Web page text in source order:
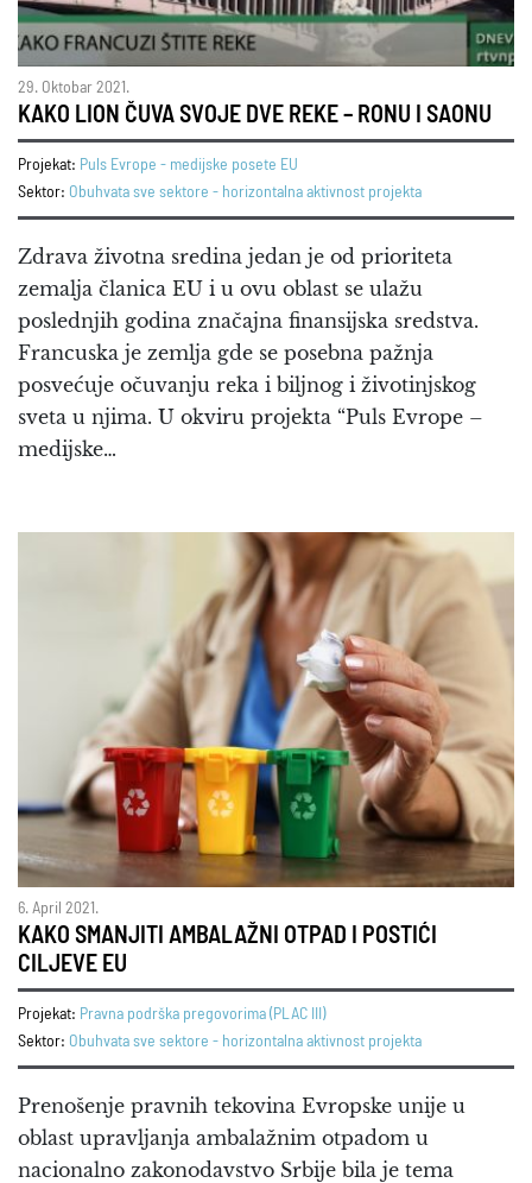
29. Oktobar 2021.
KAKO LION ČUVA SVOJE DVE REKE – RONU I SAONU
Projekat: Puls Evrope - medijske posete EU
Sektor: Obuhvata sve sektore - horizontalna aktivnost projekta
Zdrava životna sredina jedan je od prioriteta
zemalja članica EU i u ovu oblast se ulažu
poslednjih godina značajna finansijska sredstva.
Francuska je zemlja gde se posebna pažnja
posvećuje očuvanju reka i biljnog i životinjskog
sveta u njima. U okviru projekta “Puls Evrope –
medijske…
6. April 2021.
KAKO SMANJITI AMBALAŽNI OTPAD I POSTIĆI
CILJEVE EU
Projekat: Pravna podrška pregovorima (PLAC III)
Sektor: Obuhvata sve sektore - horizontalna aktivnost projekta
Prenošenje pravnih tekovina Evropske unije u
oblast upravljanja ambalažnim otpadom u
nacionalno zakonodavstvo Srbije bila je tema